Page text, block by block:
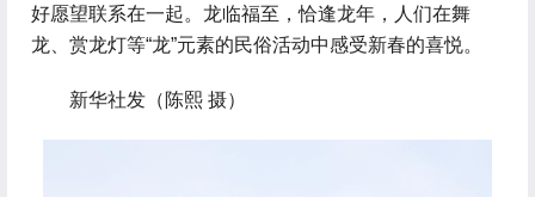
好愿望联系在一起。龙临福至，恰逢龙年，人们在舞
龙、赏龙灯等“龙”元素的民俗活动中感受新春的喜悦。
新华社发（陈熙 摄）